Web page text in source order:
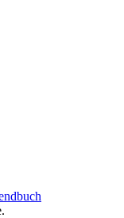
teilweise noch